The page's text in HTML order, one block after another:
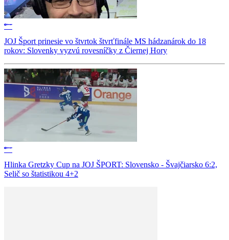
JOJ Šport prinesie vo štvrtok štvrťfinále MS hádzanárok do 18
rokov: Slovenky vyzvú rovesníčky z Čiernej Hory
Hlinka Gretzky Cup na JOJ ŠPORT: Slovensko - Švajčiarsko 6:2,
Selič so štatistikou 4+2